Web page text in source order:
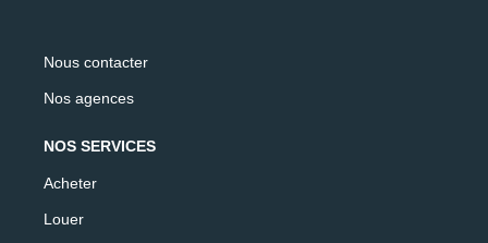
Nous contacter
Nos agences
NOS SERVICES
Acheter
Louer